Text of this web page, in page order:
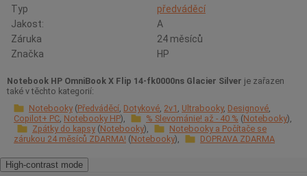
Typ
předváděcí
Jakost:
A
Záruka
24 měsíců
Značka
HP
Notebook HP OmniBook X Flip 14-fk0000ns Glacier Silver je zařazen
také v těchto kategorií:
Notebooky Předváděcí Dotykové 2v1 Ultrabooky Designové
Copilot+ PC Notebooky HP % Slevománie! až - 40 % Notebooky
Zpátky do kapsy Notebooky
Notebooky a Počítače se
zárukou 24 měsíců ZDARMA! Notebooky DOPRAVA ZDARMA
High-contrast mode